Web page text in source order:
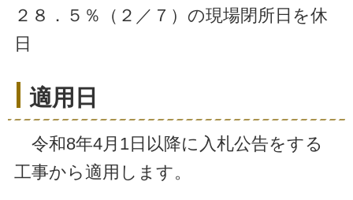
２８．５％（２／７）の現場閉所日を休
日
適用日
令和8年4月1日以降に入札公告をする
工事から適用します。